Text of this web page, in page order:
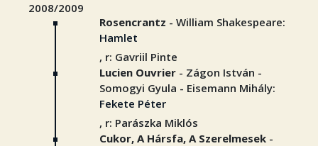
2008/2009
Rosencrantz - William Shakespeare:
Hamlet
, r: Gavriil Pinte
Lucien Ouvrier - Zágon István -
Somogyi Gyula - Eisemann Mihály:
Fekete Péter
, r: Parászka Miklós
Cukor, A Hársfa, A Szerelmesek -